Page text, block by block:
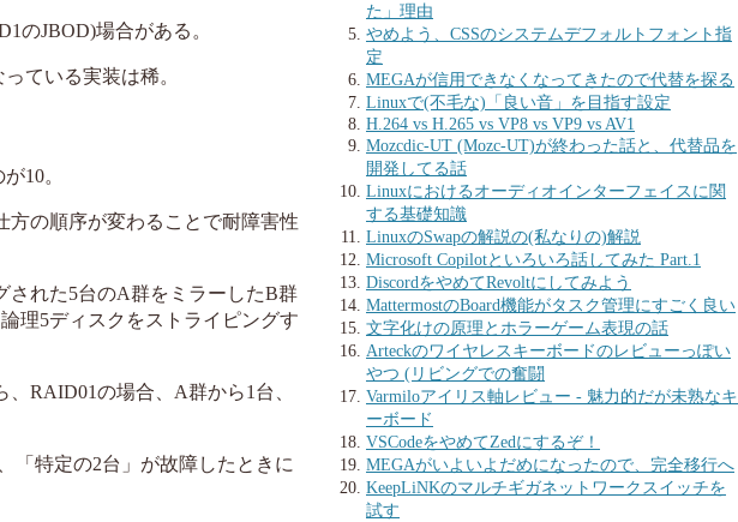
のJBOD)場合がある。
ている実装は稀。
10。
方の順序が変わることで耐障害性
された5台のA群をミラーしたB群
理5ディスクをストライピングす
RAID01の場合、A群から1台、
「特定の2台」が故障したときに
た」理由
やめよう、CSSのシステムデフォルトフォント指
定
MEGAが信用できなくなってきたので代替を探る
Linuxで(不毛な)「良い音」を目指す設定
H.264 vs H.265 vs VP8 vs VP9 vs AV1
Mozcdic-UT (Mozc-UT)が終わった話と、代替品を
開発してる話
Linuxにおけるオーディオインターフェイスに関
する基礎知識
LinuxのSwapの解説の(私なりの)解説
Microsoft Copilotといろいろ話してみた Part.1
DiscordをやめてRevoltにしてみよう
MattermostのBoard機能がタスク管理にすごく良い
文字化けの原理とホラーゲーム表現の話
Arteckのワイヤレスキーボードのレビューっぽい
やつ (リビングでの奮闘
Varmiloアイリス軸レビュー - 魅力的だが未熟なキ
ーボード
VSCodeをやめてZedにするぞ！
MEGAがいよいよだめになったので、完全移行へ
KeepLiNKのマルチギガネットワークスイッチを
試す